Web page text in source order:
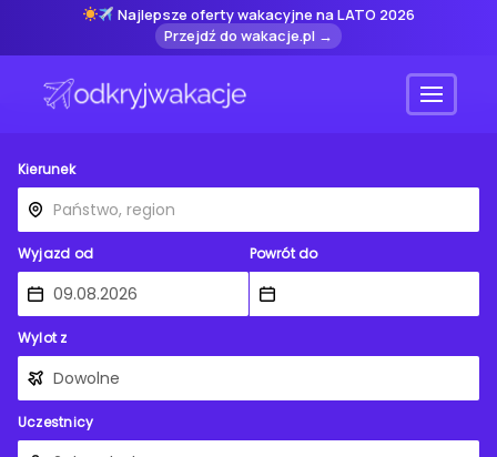
Najlepsze oferty wakacyjne na LATO 2026
Przejdź do wakacje.pl →
Menu
Kierunek
Wyjazd od Powrót do
Wylot z
Uczestnicy